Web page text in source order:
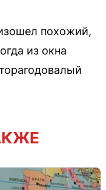
похожий,
из окна